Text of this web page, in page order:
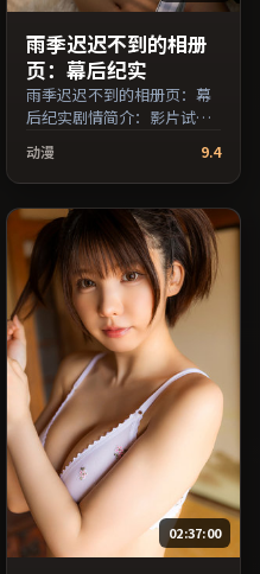
雨季迟迟不到的相册
页：幕后纪实
雨季迟迟不到的相册页：幕
后纪实剧情简介：影片试图
主题，人物关系在误会与和
解中演进；由宁浩执导，役
所广司、汤唯、蒋雯丽等主
演，澳大利亚出品，战争类
型，2018年上映 / 2018年5
月4日于澳大利亚地区院线首
映，网络平台同步更新片
源。适合关注表演细节与导
演风格的深度观影人群。
（国产影视资源大全免费条
目索引，支持片名与演员交
叉检索。）
动漫 9.4
02:37:00